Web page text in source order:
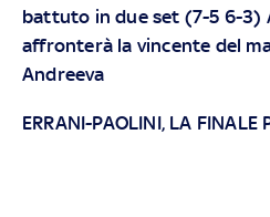
battuto in due set (7-5 6-3)
affronterà la vincente del
Andreeva
ERRANI-PAOLINI, LA FINALE